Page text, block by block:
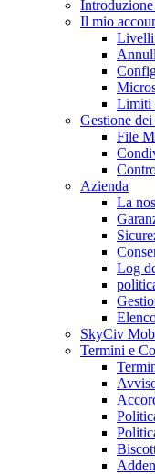
Il mio
Livelli
Limiti
Gestione
File
Azienda
La
Log
SkyCiv
Termini e